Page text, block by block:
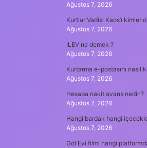
Ağustos 7, 2026
Kurtlar Vadisi Kaos’ı kimler
Ağustos 7, 2026
ILEV ne demek ?
Ağustos 7, 2026
Kurtarma e-postasını nasıl
Ağustos 7, 2026
Hesaba nakit avans nedir ?
Ağustos 7, 2026
Hangi bardak hangi
Ağustos 7, 2026
Göl Evi filmi hangi